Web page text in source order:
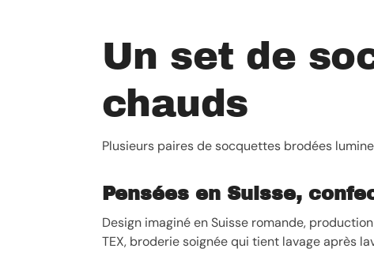
Un set de
chauds
Plusieurs paires de socquettes brodées
Pensées en Suisse,
Design imaginé en Suisse romande,
TEX, broderie soignée qui tient lavage après